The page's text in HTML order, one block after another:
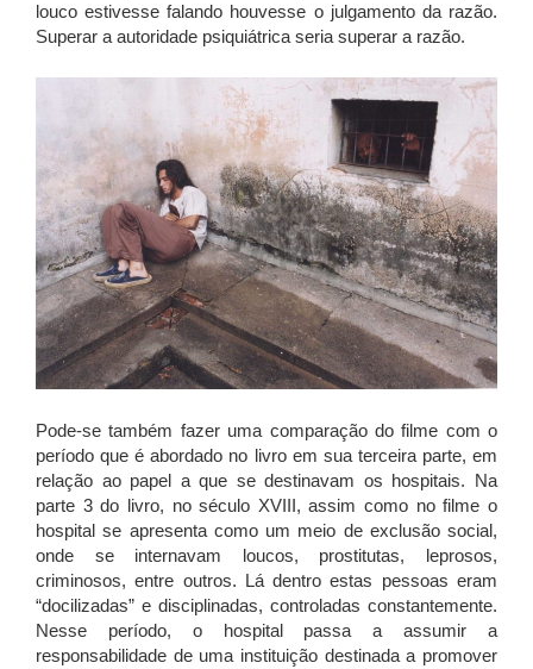
louco estivesse falando houvesse o julgamento da razão.
Superar a autoridade psiquiátrica seria superar a razão.
Pode-se também fazer uma comparação do filme com o
período que é abordado no livro em sua terceira parte, em
relação ao papel a que se destinavam os hospitais. Na
parte 3 do livro, no século XVIII, assim como no filme o
hospital se apresenta como um meio de exclusão social,
onde se internavam loucos, prostitutas, leprosos,
criminosos, entre outros. Lá dentro estas pessoas eram
“docilizadas” e disciplinadas, controladas constantemente.
Nesse período, o hospital passa a assumir a
responsabilidade de uma instituição destinada a promover